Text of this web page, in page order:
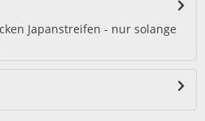
Japanstreifen - nur solange